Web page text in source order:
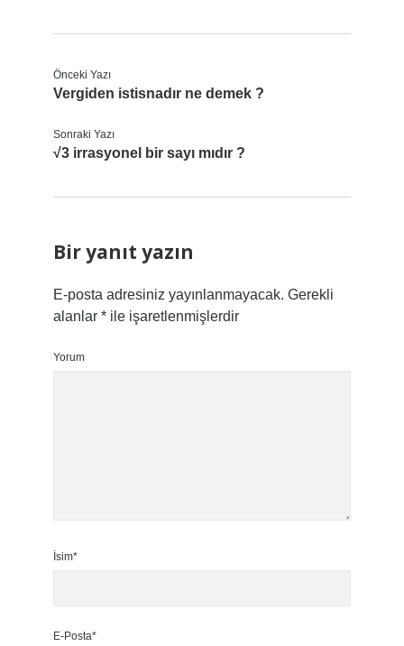
Önceki Yazı
Vergiden istisnadır ne demek ?
Sonraki Yazı
√3 irrasyonel bir sayı mıdır ?
Bir yanıt yazın
E-posta adresiniz yayınlanmayacak. Gerekli
alanlar *ile işaretlenmişlerdir
Yorum
İsim*
E-Posta*